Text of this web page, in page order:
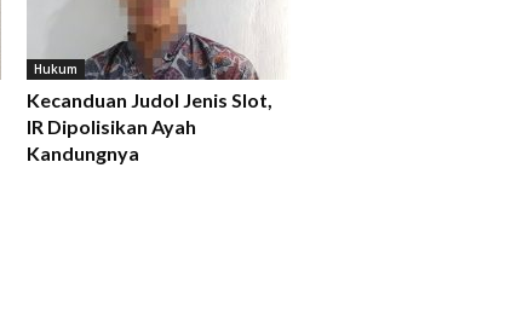
Hukum
Kecanduan Judol Jenis Slot,
IR Dipolisikan Ayah
Kandungnya